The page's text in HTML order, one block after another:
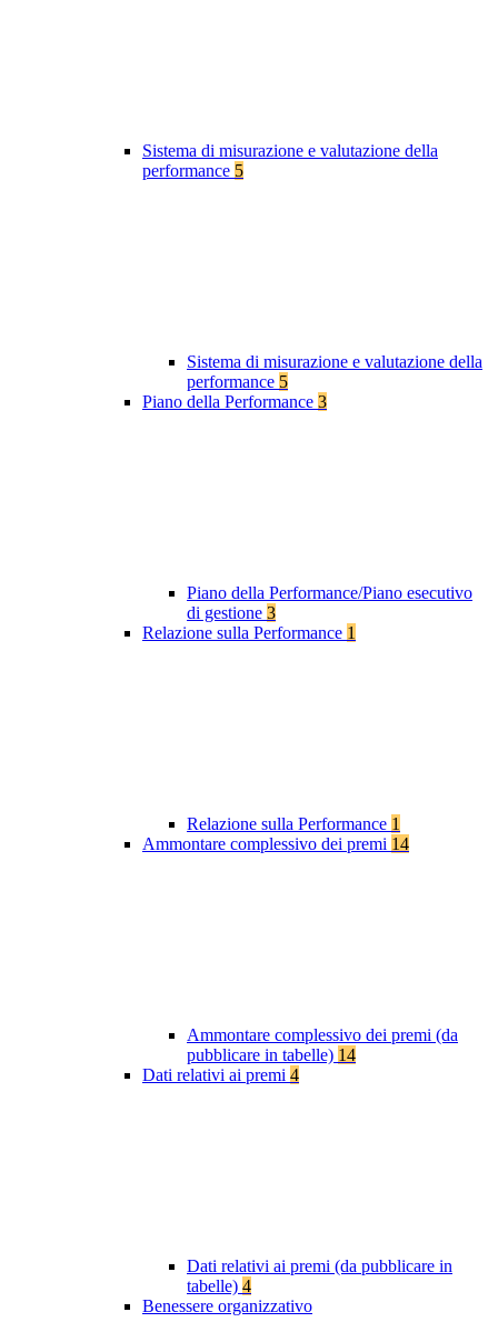
Sistema di misurazione e valutazione della
performance 5
Sistema di misurazione e valutazione della
performance 5
Piano della Performance 3
Piano della Performance/Piano esecutivo
di gestione 3
Relazione sulla Performance 1
Relazione sulla Performance 1
Ammontare complessivo dei premi 14
Ammontare complessivo dei premi (da
pubblicare in tabelle) 14
Dati relativi ai premi 4
Dati relativi ai premi (da pubblicare in
tabelle) 4
Benessere organizzativo